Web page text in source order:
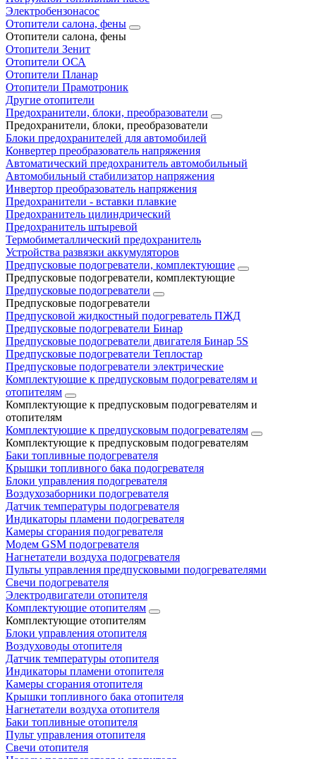
Электробензонасос
Отопители салона, фены
Отопители салона, фены
Отопители Зенит
Отопители ОСА
Отопители Планар
Отопители Прамотроник
Другие отопители
Предохранители, блоки, преобразователи
Предохранители, блоки, преобразователи
Блоки предохранителей для автомобилей
Конвертер преобразователь напряжения
Автоматический предохранитель автомобильный
Автомобильный стабилизатор напряжения
Инвертор преобразователь напряжения
Предохранители - вставки плавкие
Предохранитель цилиндрический
Предохранитель штыревой
Термобиметаллический предохранитель
Устройства развязки аккумуляторов
Предпусковые подогреватели, комплектующие
Предпусковые подогреватели, комплектующие
Предпусковые подогреватели
Предпусковые подогреватели
Предпусковой жидкостный подогреватель ПЖД
Предпусковые подогреватели Бинар
Предпусковые подогреватели двигателя Бинар 5S
Предпусковые подогреватели Теплостар
Предпусковые подогреватели электрические
Комплектующие к предпусковым подогревателям и
отопителям
Комплектующие к предпусковым подогревателям и
отопителям
Комплектующие к предпусковым подогревателям
Комплектующие к предпусковым подогревателям
Баки топливные подогревателя
Крышки топливного бака подогревателя
Блоки управления подогревателя
Воздухозаборники подогревателя
Датчик температуры подогревателя
Индикаторы пламени подогревателя
Камеры сгорания подогревателя
Модем GSM подогревателя
Нагнетатели воздуха подогревателя
Пульты управления предпусковыми подогревателями
Свечи подогревателя
Электродвигатели отопителя
Комплектующие отопителям
Комплектующие отопителям
Блоки управления отопителя
Воздуховоды отопителя
Датчик температуры отопителя
Индикаторы пламени отопителя
Камеры сгорания отопителя
Крышки топливного бака отопителя
Нагнетатели воздуха отопителя
Баки топливные отопителя
Пульт управления отопителя
Свечи отопителя